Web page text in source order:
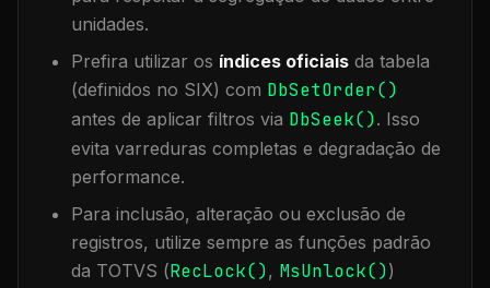
unidades.
Prefira utilizar os índices oficiais da tabela
(definidos no SIX) com DbSetOrder()
antes de aplicar filtros via DbSeek(). Isso
evita varreduras completas e degradação de
performance.
Para inclusão, alteração ou exclusão de
registros, utilize sempre as funções padrão
da TOTVS (RecLock(), MsUnlock())